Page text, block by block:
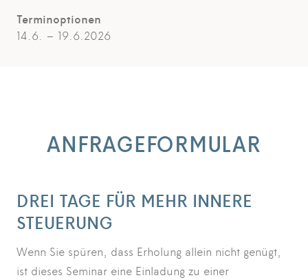
Terminoptionen
14.6. – 19.6.2026
ANFRAGEFORMULAR
DREI TAGE FÜR MEHR INNERE
STEUERUNG
Wenn Sie spüren, dass Erholung allein nicht genügt,
ist dieses Seminar eine Einladung zu einer